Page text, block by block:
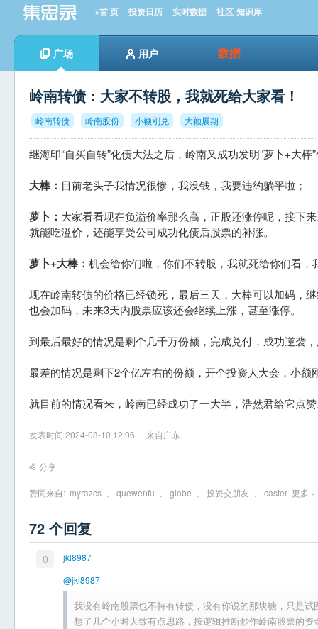
»首 页 投资日历 实时数据 社区-知识库
广场 用户 数据
岭南转债：大家不转股，我就死给大家看！
岭南转债 岭南股份 小额刚兑 大额展期
继海印“自买自转”化债大法之后，岭南又成功发明“萝卜+大棒
大棒： 目前老头子我情况很惨，我没钱，我要违约躺平啦；
萝卜： 大家看看现在负溢价率那么高，正股还涨停呢，接下
就能吃溢价，还能享受公司成功化债后股票的补涨。
萝卜+大棒： 机会给你们啦，你们不转股，我就死给你们看
现在岭南转债的价格已经锁死，最后三天，大棒可以加码，
也会加码，未来3天内股票应该还会继续上涨，甚至涨停。
到最后最好的情况是剩个几千万份额，完成兑付，成功逆袭
最差的情况是剩下2个亿左右的份额，开个投资人大会，小额
就目前的情况看来，岭南已经成功了一大半，浩然君给它点
发表时间 2024-08-10 12:06 来自广东
分享
赞同来自: myrazcs quewenfu globe 投资交朋友 caster 更多 »
72 个回复
0
jkl8987
@jkl8987
我没有岭南股票也不持有转债，没有你说的那块糖，只是
想了几个小时大致有点思路，按逻辑推断炒作岭南股票的